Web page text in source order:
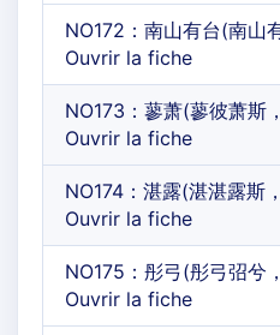
NO172：南山有台(南山
Ouvrir la fiche
NO173：蓼萧(蓼彼萧斯
Ouvrir la fiche
NO174：湛露(湛湛露斯
Ouvrir la fiche
NO175：彤弓(彤弓弨兮
Ouvrir la fiche